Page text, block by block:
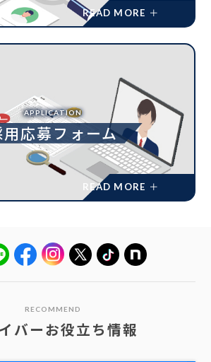
APPLICATION
用応募フォーム
RECOMMEND
バーお役立ち情報